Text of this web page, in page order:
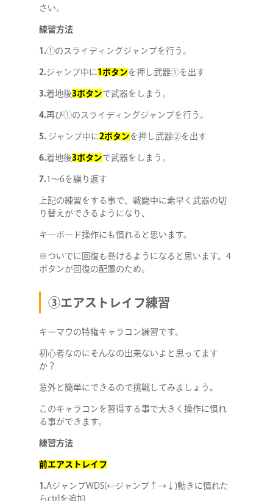
さい。
練習方法
1.①のスライディングジャンプを行う。
2.ジャンプ中に1ボタン を押し武器①を出す
3.着地後3ボタンで武器をしまう。
4.再び①のスライディングジャンプを行う。
5. ジャンプ中に2ボタン を押し武器②を出す
6.着地後3ボタンで武器をしまう。
7.1～6を繰り返す
上記の練習をする事で、戦闘中に素早く武器の切
り替えができるようになり、
キーボード操作にも慣れると思います。
※ついでに回復も巻けるようになると思います。4
ボタンが回復の配置のため。
③エアストレイフ練習
キーマウの特権キャラコン練習です。
初心者なのにそんなの出来ないよと思ってます
か？
意外と簡単にできるので挑戦してみましょう。
このキャラコンを習得する事で大きく操作に慣れ
る事ができます。
練習方法
前エアストレイフ
1.AジャンプWDS(←ジャンプ↑→↓)動きに慣れた
らctrlを追加